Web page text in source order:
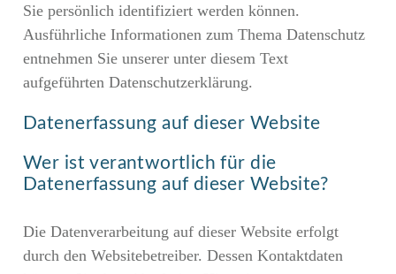
Sie persönlich identifiziert werden können.
Ausführliche Informationen zum Thema Datenschutz
entnehmen Sie unserer unter diesem Text
aufgeführten Datenschutzerklärung.
Datenerfassung auf dieser Website
Wer ist verantwortlich für die
Datenerfassung auf dieser Website?
Die Datenverarbeitung auf dieser Website erfolgt
durch den Websitebetreiber. Dessen Kontaktdaten